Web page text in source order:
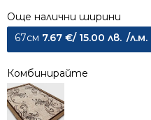
Още налични ширини
67см 7.67 €/ 15.00 лв. /л.м.
Комбинирайте